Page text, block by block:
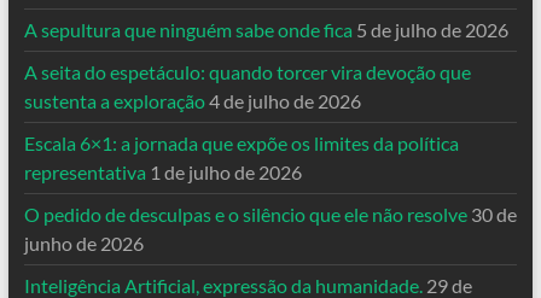
A sepultura que ninguém sabe onde fica 5 de julho de 2026
A seita do espetáculo: quando torcer vira devoção que
sustenta a exploração4 de julho de 2026
Escala 6×1: a jornada que expõe os limites da política
representativa 1 de julho de 2026
O pedido de desculpas e o silêncio que ele não resolve 30 de
junho de 2026
Inteligência Artificial, expressão da humanidade. 29 de